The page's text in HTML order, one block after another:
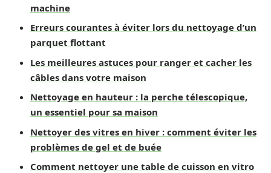
machine
Erreurs courantes à éviter lors du nettoyage d’un
parquet flottant
Les meilleures astuces pour ranger et cacher les
câbles dans votre maison
Nettoyage en hauteur : la perche télescopique,
un essentiel pour sa maison
Nettoyer des vitres en hiver : comment éviter les
problèmes de gel et de buée
Comment nettoyer une table de cuisson en vitro